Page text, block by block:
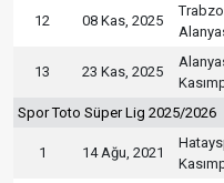
12 08 Kas, 2025
13 23 Kas, 2025
Spor Toto Süper Lig 2025/2026
1 14 Ağu, 2021